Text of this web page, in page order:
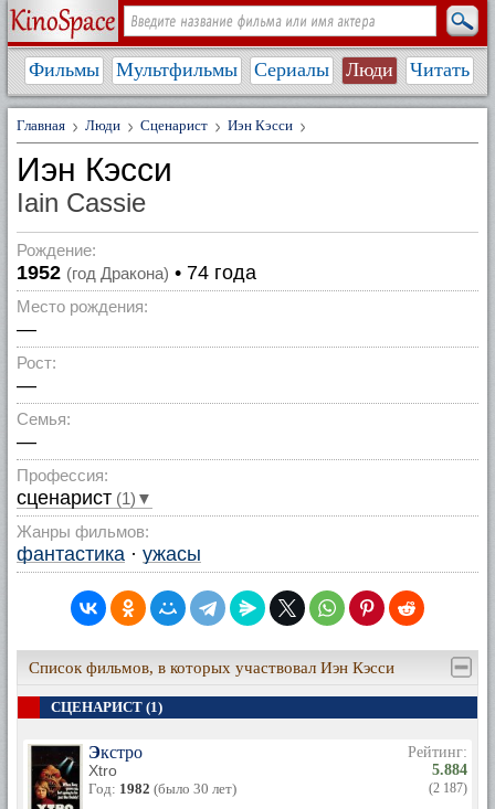
Фильмы Мультфильмы Сериалы Люди Читать
Главная Люди Сценарист Иэн Кэсси
Иэн Кэсси
Iain Cassie
Рождение:
1952 (год Дракона) • 74 года
Место рождения:
—
Рост:
—
Семья:
—
Профессия:
сценарист (1)▼
Жанры фильмов:
фантастика · ужасы
Список фильмов, в которых участвовал Иэн Кэсси
СЦЕНАРИСТ (1)
Экстро
Xtro
Год: 1982 (было 30 лет)
Рейтинг:
5.884
(2 187)